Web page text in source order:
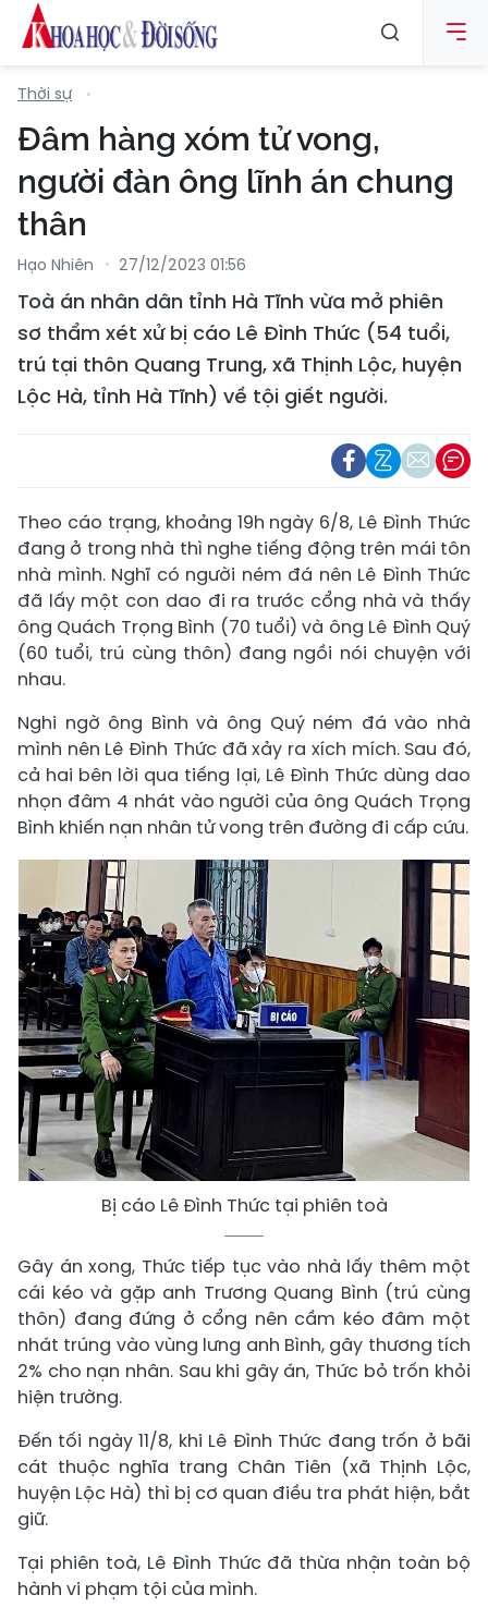
Thời sự
Đâm hàng xóm tử vong,
người đàn ông lĩnh án chung
thân
Hạo Nhiên 27/12/2023 01:56
Toà án nhân dân tỉnh Hà Tĩnh vừa mở phiên
sơ thẩm xét xử bị cáo Lê Đình Thức (54 tuổi,
trú tại thôn Quang Trung, xã Thịnh Lộc, huyện
Lộc Hà, tỉnh Hà Tĩnh) về tội giết người.
Theo cáo trạng, khoảng 19h ngày 6/8, Lê Đình Thức
đang ở trong nhà thì nghe tiếng động trên mái tôn
nhà mình. Nghĩ có người ném đá nên Lê Đình Thức
đã lấy một con dao đi ra trước cổng nhà và thấy
ông Quách Trọng Bình (70 tuổi) và ông Lê Đình Quý
(60 tuổi, trú cùng thôn) đang ngồi nói chuyện với
nhau.
Nghi ngờ ông Bình và ông Quý ném đá vào nhà
mình nên Lê Đình Thức đã xảy ra xích mích. Sau đó,
cả hai bên lời qua tiếng lại, Lê Đình Thức dùng dao
nhọn đâm 4 nhát vào người của ông Quách Trọng
Bình khiến nạn nhân tử vong trên đường đi cấp cứu.
Bị cáo Lê Đình Thức tại phiên toà
Gây án xong, Thức tiếp tục vào nhà lấy thêm một
cái kéo và gặp anh Trương Quang Bình (trú cùng
thôn) đang đứng ở cổng nên cầm kéo đâm một
nhát trúng vào vùng lưng anh Bình, gây thương tích
2% cho nạn nhân. Sau khi gây án, Thức bỏ trốn khỏi
hiện trường.
Đến tối ngày 11/8, khi Lê Đình Thức đang trốn ở bãi
cát thuộc nghĩa trang Chân Tiên (xã Thịnh Lộc,
huyện Lộc Hà) thì bị cơ quan điều tra phát hiện, bắt
giữ.
Tại phiên toà, Lê Đình Thức đã thừa nhận toàn bộ
hành vi phạm tội của mình.